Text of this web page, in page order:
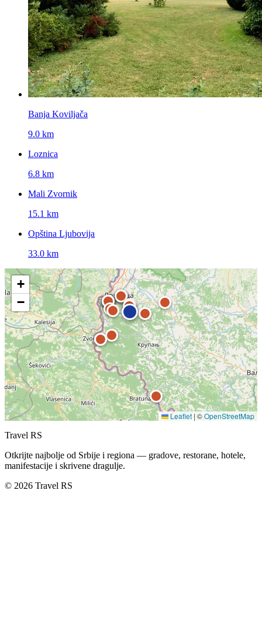
Banja Koviljača
9.0 km
Loznica
6.8 km
Mali Zvornik
15.1 km
Opština Ljubovija
33.0 km
+
−
Leaflet | ©OpenStreetMap
Travel RS
Otkrijte najbolje od Srbije i regiona — gradove, restorane, hotele,
manifestacije i skrivene dragulje.
© 2026 Travel RS